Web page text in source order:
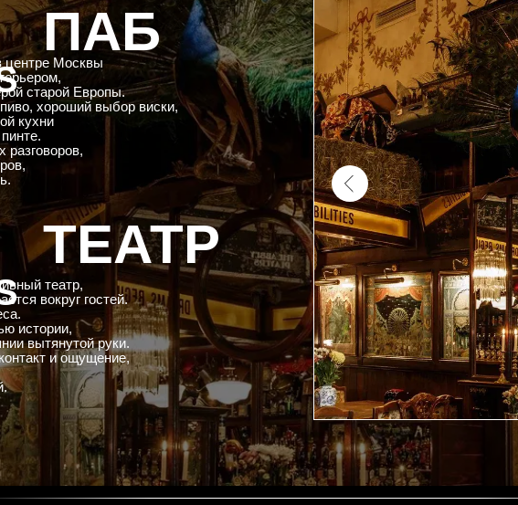
ПАБ
центре Москвы
старой Европы.
хороший выбор виски,
кухни
ТЕАТР
театр,
вокруг гостей.
истории,
вытянутой руки.
и ощущение,